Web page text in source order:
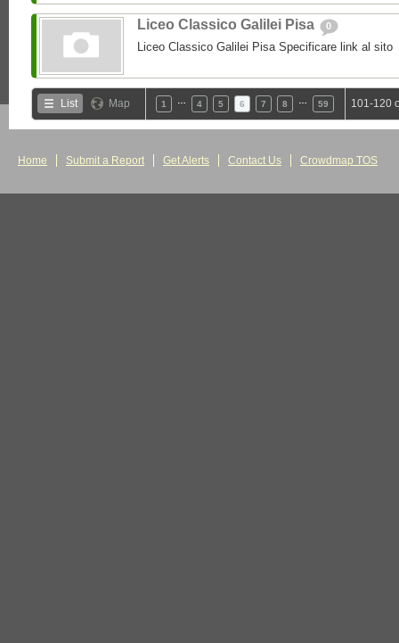
Liceo Classico Galilei Pisa 0
Liceo Classico Galilei Pisa Specificare link al sito
List Map 1 4 5 6 7 8 59 101-120
Home Submit a Report Get Alerts Contact Us Crowdmap TOS